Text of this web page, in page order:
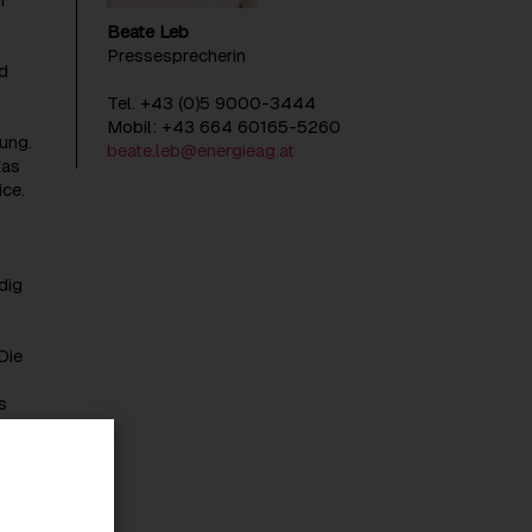
Beate Leb
Pressesprecherin
Tel. +43 (0)5 9000-3444
Mobil: +43 664 60165-5260
beate.leb@energieag.at